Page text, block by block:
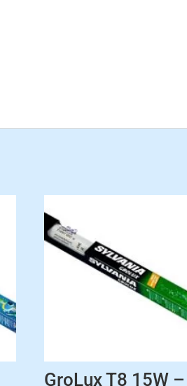
GroLux T8 15W –